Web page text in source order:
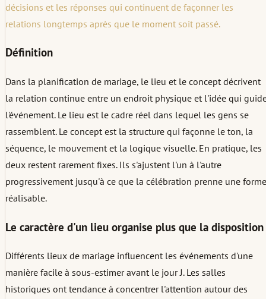
décisions et les réponses qui continuent de façonner les
relations longtemps après que le moment soit passé.
Définition
Dans la planification de mariage, le lieu et le concept décrivent
la relation continue entre un endroit physique et l'idée qui
l'événement. Le lieu est le cadre réel dans lequel les gens se
rassemblent. Le concept est la structure qui façonne le ton, la
séquence, le mouvement et la logique visuelle. En pratique, les
deux restent rarement fixes. Ils s'ajustent l'un à l'autre
progressivement jusqu'à ce que la célébration prenne une forme
réalisable.
Le caractère d'un lieu organise plus que la disposition
Différents lieux de mariage influencent les événements d'une
manière facile à sous-estimer avant le jour J. Les salles
historiques ont tendance à concentrer l'attention autour des